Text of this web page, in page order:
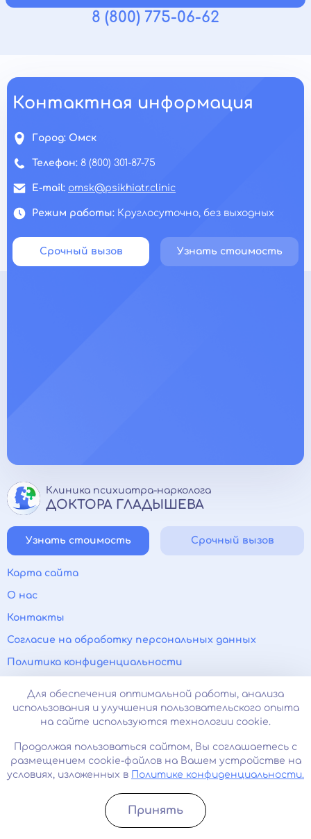
8 (800) 775-06-62
Контактная информация
Город: Омск
Телефон: 8 (800) 301-87-75
E-mail: omsk@psikhiatr.clinic
Режим работы: Круглосуточно, без выходных
Срочный вызов Узнать стоимость
Клиника психиатра-нарколога
ДОКТОРА ГЛАДЫШЕВА
Узнать стоимость Срочный вызов
Карта сайта
О нас
Контакты
Согласие на обработку персональных данных
Политика конфиденциальности
Лицензии и сертификаты
Нарколог на дом
Паранойя
Записатьcя
Для обеспечения оптимальной работы, анализа
использования и улучшения пользовательского опыта
на сайте используются технологии cookie.
Продолжая пользоваться сайтом, Вы соглашаетесь с
размещением cookie-файлов на Вашем устройстве на
условиях, изложенных в
Политике конфиденциальности.
Принять